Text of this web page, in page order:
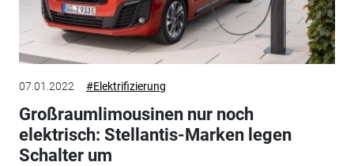
07.01.2022 #Elektrifizierung
Großraumlimousinen nur noch
elektrisch: Stellantis-Marken legen
Schalter um